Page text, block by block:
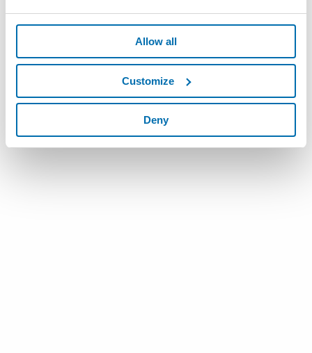
Allow all
Customize
Deny